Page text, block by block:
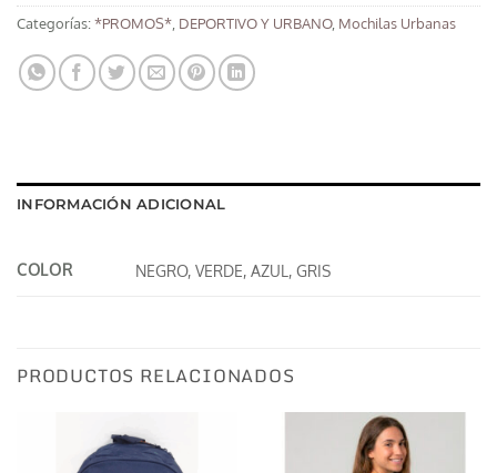
Categorías:*PROMOS* DEPORTIVO Y URBANO, Mochilas Urbanas
INFORMACIÓN ADICIONAL
COLOR NEGRO, VERDE, AZUL, GRIS
PRODUCTOS RELACIONADOS